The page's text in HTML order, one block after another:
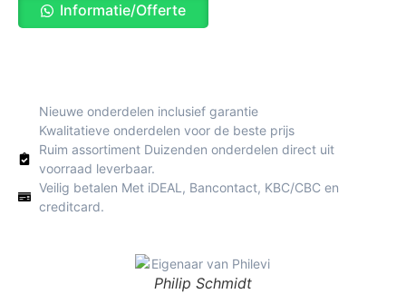
Informatie/Offerte
Nieuwe onderdelen inclusief garantie
Kwalitatieve onderdelen voor de beste prijs
Ruim assortiment Duizenden onderdelen direct uit
voorraad leverbaar.
Veilig betalen Met iDEAL, Bancontact, KBC/CBC en
creditcard.
Philip Schmidt